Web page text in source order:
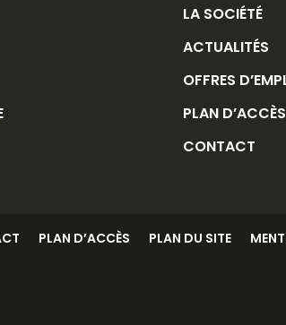
LA SOCIÉTÉ
ACTUALITÉS
OFFRES
PLAN D’ACCÈS
CONTACT
PLAN D’ACCÈS PLAN DU SITE